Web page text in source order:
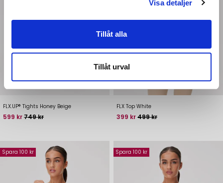
Visa detaljer
Tillåt alla
Tillåt urval
FLX.UP® Tights Honey Beige
Pris
599 krBaspris
749 kr
FLX Top White
Pris
399 krBaspris
499 kr
Spara 100 kr Spara 100 kr